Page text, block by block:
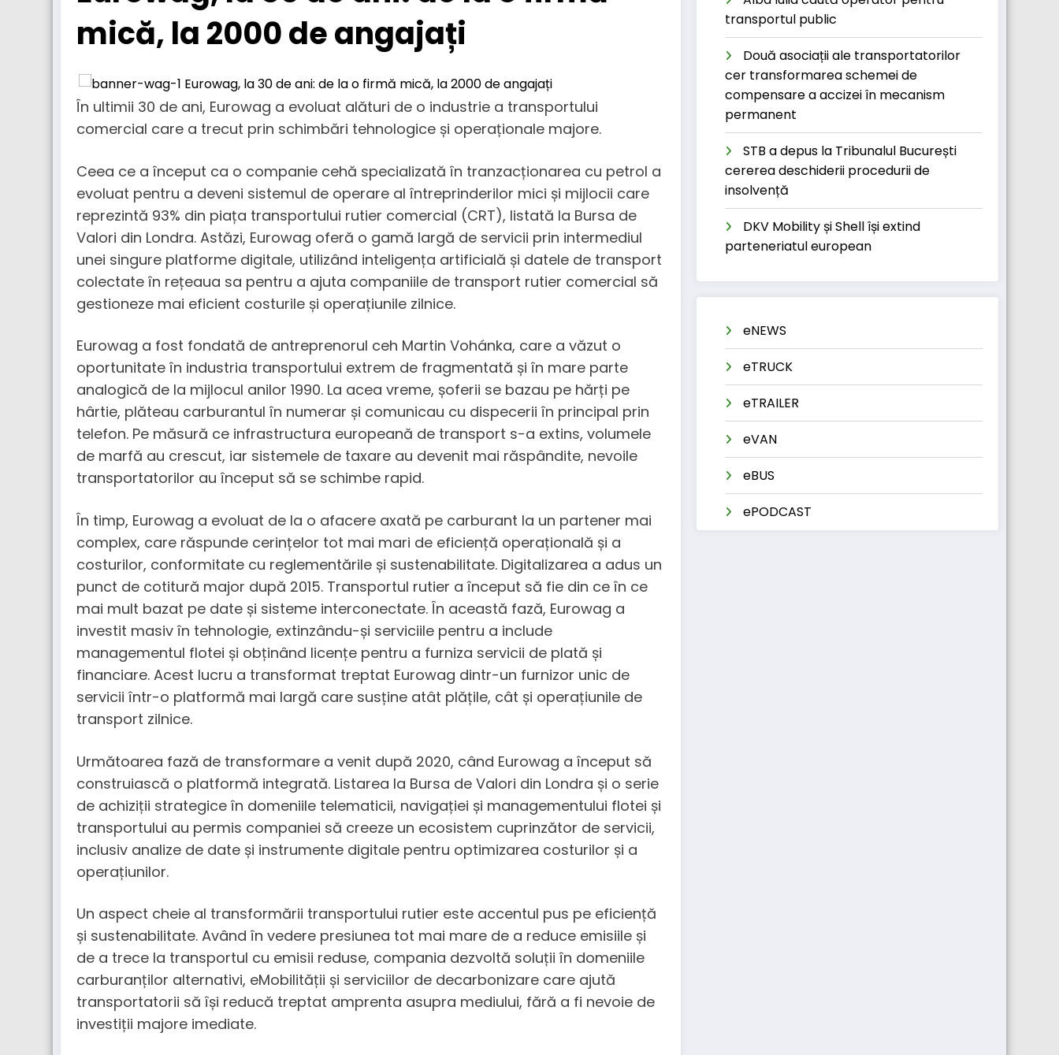
mică, la 2000 de angajați
În ultimii 30 de ani, Eurowag a evoluat alături de o industrie a transportului
comercial care a trecut prin schimbări tehnologice și operaționale majore.
Ceea ce a început ca o companie cehă specializată în tranzacționarea cu petrol a
evoluat pentru a deveni sistemul de operare al întreprinderilor mici și mijlocii care
reprezintă 93% din piața transportului rutier comercial (CRT), listată la Bursa de
Valori din Londra. Astăzi, Eurowag oferă o gamă largă de servicii prin intermediul
unei singure platforme digitale, utilizând inteligența artificială și datele de transport
colectate în rețeaua sa pentru a ajuta companiile de transport rutier comercial să
gestioneze mai eficient costurile și operațiunile zilnice.
Eurowag a fost fondată de antreprenorul ceh Martin Vohánka, care a văzut o
oportunitate în industria transportului extrem de fragmentată și în mare parte
analogică de la mijlocul anilor 1990. La acea vreme, șoferii se bazau pe hărți pe
hârtie, plăteau carburantul în numerar și comunicau cu dispecerii în principal prin
telefon. Pe măsură ce infrastructura europeană de transport s-a extins, volumele
de marfă au crescut, iar sistemele de taxare au devenit mai răspândite, nevoile
transportatorilor au început să se schimbe rapid.
În timp, Eurowag a evoluat de la o afacere axată pe carburant la un partener mai
complex, care răspunde cerințelor tot mai mari de eficiență operațională și a
costurilor, conformitate cu reglementările și sustenabilitate. Digitalizarea a adus un
punct de cotitură major după 2015. Transportul rutier a început să fie din ce în ce
mai mult bazat pe date și sisteme interconectate. În această fază, Eurowag a
investit masiv în tehnologie, extinzându-și serviciile pentru a include
managementul flotei și obținând licențe pentru a furniza servicii de plată și
financiare. Acest lucru a transformat treptat Eurowag dintr-un furnizor unic de
servicii într-o platformă mai largă care susține atât plățile, cât și operațiunile de
transport zilnice.
Următoarea fază de transformare a venit după 2020, când Eurowag a început să
construiască o platformă integrată. Listarea la Bursa de Valori din Londra și o serie
de achiziții strategice în domeniile telematicii, navigației și managementului flotei și
transportului au permis companiei să creeze un ecosistem cuprinzător de servicii,
inclusiv analize de date și instrumente digitale pentru optimizarea costurilor și a
operațiunilor.
Un aspect cheie al transformării transportului rutier este accentul pus pe eficiență
și sustenabilitate. Având în vedere presiunea tot mai mare de a reduce emisiile și
de a trece la transportul cu emisii reduse, compania dezvoltă soluții în domeniile
carburanților alternativi, eMobilității și serviciilor de decarbonizare care ajută
transportatorii să își reducă treptat amprenta asupra mediului, fără a fi nevoie de
investiții majore imediate.
transportul public
Două asociații ale transportatorilor
cer transformarea schemei de
compensare a accizei în mecanism
permanent
STB a depus la Tribunalul București
cererea deschiderii procedurii de
insolvență
DKV Mobility și Shell își extind
parteneriatul european
eNEWS
eTRUCK
eTRAILER
eVAN
eBUS
ePODCAST